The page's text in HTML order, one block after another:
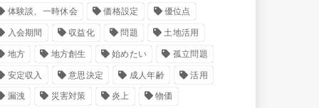
体験談、一時休会 価格設定 優位点
入会期間 収益化 問題 土地活用
地方 地方創生 始めたい 孤立問題
安定収入 意思決定 成人年齢 活用
漏洩 災害対策 炎上 物価